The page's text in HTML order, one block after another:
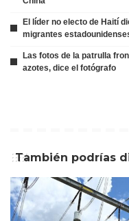
El líder no electo de Haití
migrantes
Las fotos de la patrulla
azotes, dice el fotógrafo
También podrías